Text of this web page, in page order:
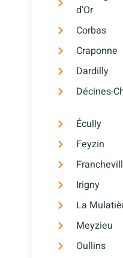
d’Or
Corbas
Craponne
Dardilly
Décines-
Écully
Feyzin
Irigny
La
Meyzieu
Oullins